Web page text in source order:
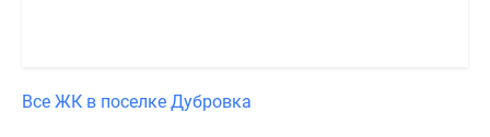
Все ЖК в поселке Дубровка